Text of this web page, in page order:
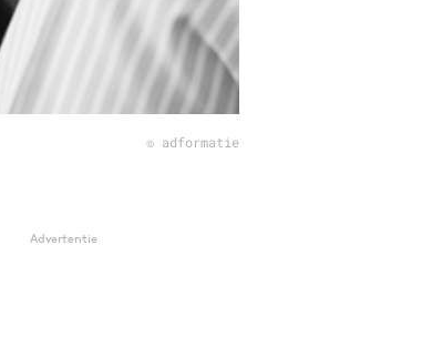
© adformatie
Advertentie